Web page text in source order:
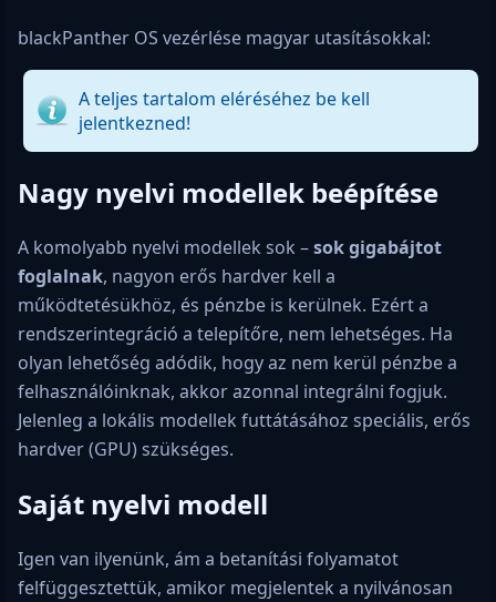
blackPanther OS vezérlése magyar utasításokkal:
A teljes tartalom eléréséhez be kell
jelentkezned!
Nagy nyelvi modellek beépítése
A komolyabb nyelvi modellek sok –sok gigabájtot
foglalnak, nagyon erős hardver kell a
működtetésükhöz, és pénzbe is kerülnek. Ezért a
rendszerintegráció a telepítőre, nem lehetséges. Ha
olyan lehetőség adódik, hogy az nem kerül pénzbe a
felhasználóinknak, akkor azonnal integrálni fogjuk.
Jelenleg a lokális modellek futtátásához speciális, erős
hardver (GPU) szükséges.
Saját nyelvi modell
Igen van ilyenünk, ám a betanítási folyamatot
felfüggesztettük, amikor megjelentek a nyilvánosan